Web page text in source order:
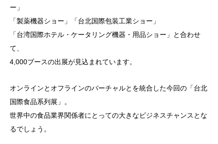
ー」
「製薬機器ショー」「台北国際包装工業ショー」
「台湾国際ホテル・ケータリング機器・用品ショー」と合わせ
て、
4,000ブースの出展が見込まれています。
オンラインとオフラインのバーチャルとを統合した今回の「台北
国際食品系列展」。
世界中の食品業界関係者にとっての大きなビジネスチャンスとな
るでしょう。